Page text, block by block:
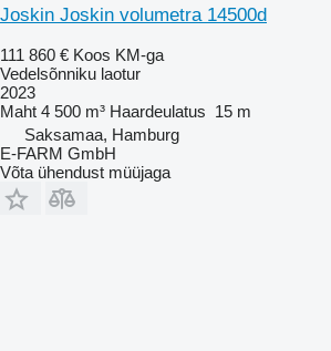
Joskin Joskin volumetra 14500d
111 860 € Koos KM-ga
Vedelsõnniku laotur
2023
Maht 4 500 m³ Haardeulatus 15 m
Saksamaa, Hamburg
E-FARM GmbH
Võta ühendust müüjaga